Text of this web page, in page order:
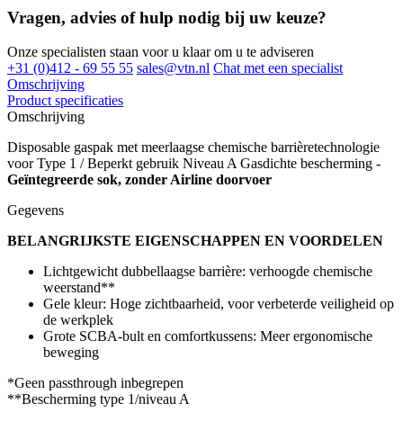
Vragen, advies of hulp nodig bij uw keuze?
Onze specialisten staan voor u klaar om u te adviseren
+31 (0)412 - 69 55 55 sales@vtn.nl Chat met een specialist
Omschrijving
Product specificaties
Omschrijving
Disposable gaspak met meerlaagse chemische barrièretechnologie
voor Type 1 / Beperkt gebruik Niveau A Gasdichte bescherming -
Geïntegreerde sok, zonder Airline doorvoer
Gegevens
BELANGRIJKSTE EIGENSCHAPPEN EN VOORDELEN
Lichtgewicht dubbellaagse barrière: verhoogde chemische
weerstand**
Gele kleur: Hoge zichtbaarheid, voor verbeterde veiligheid op
de werkplek
Grote SCBA-bult en comfortkussens: Meer ergonomische
beweging
*Geen passthrough inbegrepen
**Bescherming type 1/niveau A